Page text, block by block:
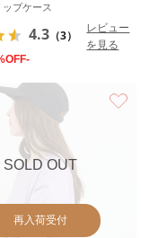
プケース
4.3 （3）
レビュー
を見る
SOLD OUT
再入荷受付